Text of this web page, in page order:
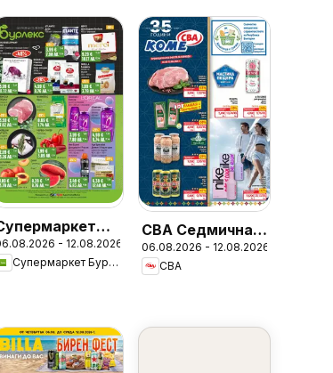
- 12.08.2026
Супермаркет Бурлекс
CBA Седмична
брошура
06.08.2026 - 12.08.2026
CBA